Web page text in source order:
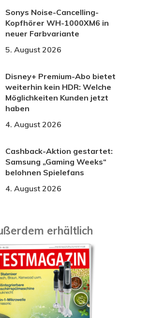
Sonys Noise-Cancelling-
Kopfhörer WH-1000XM6 in
neuer Farbvariante
5. August 2026
Disney+ Premium-Abo bietet
weiterhin kein HDR: Welche
Möglichkeiten Kunden jetzt
haben
4. August 2026
Cashback-Aktion gestartet:
Samsung „Gaming Weeks“
belohnen Spielefans
4. August 2026
erhältlich